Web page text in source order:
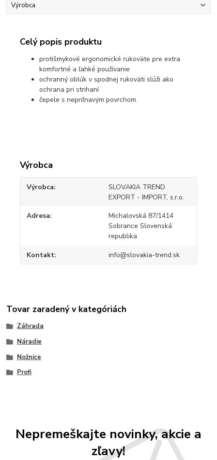
Výrobca
Celý popis produktu
protišmykové ergonomické rukoväte pre extra
komfortné a ľahké používanie
ochranný oblúk v spodnej rukoväti slúži ako
ochrana pri strihaní
čepele s nepriľnavým povrchom.
Výrobca
Výrobca
SLOVAKIA TREND
EXPORT - IMPORT, s.r.o.
Adresa
Michalovská 87/1414
Sobrance Slovenská
republika
Kontakt info@slovakia-trend.sk
Tovar zaradený v kategóriách
Záhrada
Náradie
Nožnice
Profi
Nepremeškajte novinky, akcie a
zľavy!